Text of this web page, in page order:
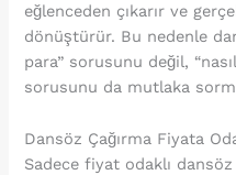
eğlenceden çıkarır ve
dönüştürür. Bu nedenle
para” sorusunu değil,
sorusunu da mutlaka
Dansöz Çağırma Fiyata
Sadece fiyat odaklı